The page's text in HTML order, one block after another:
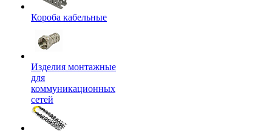
Короба кабельные
Изделия монтажные
для
коммуникационных
сетей